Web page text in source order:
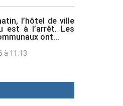
l’hôtel de ville
est à l’arrêt. Les
ont...
à 11:13